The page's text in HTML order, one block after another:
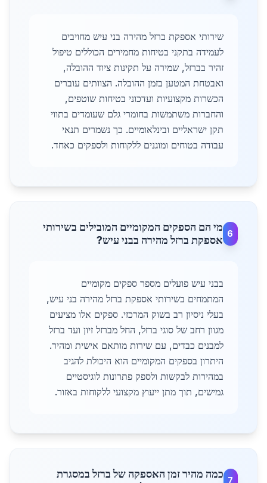
שירותי אספקת ברזל מהירה בני עיש מחויבים
לעמידה בתקני בטיחות מחמירים הכוללים טיפול
זהיר בברזל, שמירה על תקינות ציוד ההובלה,
ואבטחת המטען בזמן ההובלה. הצוותים עוברים
הכשרות מקצועיות ועדכוני בטיחות שוטפים,
והחברות משתמשות בחומרי גלם שעומדים בתווי
תקן ישראליים ובינלאומיים. כך נשמרים תנאי
עבודה בטוחים ומוגנים ללקוחות ולספקים כאחד.
6
מי הם הספקים המקומיים המובילים בשירותי
אספקת ברזל מהירה בבני עיש?
בבני עיש פועלים מספר ספקים מקומיים
המתמחים בשירותי אספקת ברזל מהירה בני עיש,
בעלי ניסיון רב בשוק המרכזי. ספקים אלו מציעים
מגוון רחב של סוגי ברזל, החל מברזל זיון ועד ברזל
למבנים כבדים, עם שירות מותאם אישית ומהיר.
היתרון בספקים המקומיים הוא היכולת להגיב
במהירות לבקשות ולספק פתרונות לוגיסטיים
גמישים, תוך מתן ייעוץ מקצועי ללקוחות באזור.
7
כמה מהיר זמן האספקה של ברזל במסגרת